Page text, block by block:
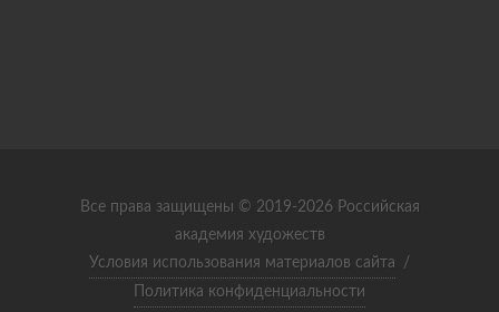
Все права защищены © 2019-2026 Российская
академия художеств
Условия использования материалов сайта
/
Политика конфиденциальности